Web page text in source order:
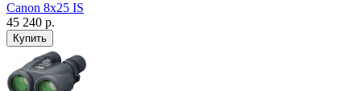
Canon 8x25 IS
45 240 р.